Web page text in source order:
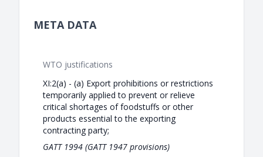
META DATA
WTO justifications
XI:2(a) - (a) Export prohibitions or restrictions
temporarily applied to prevent or relieve
critical shortages of foodstuffs or other
products essential to the exporting
contracting party;
GATT 1994 (GATT 1947 provisions)